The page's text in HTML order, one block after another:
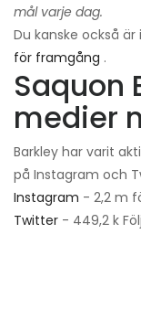
mål varje dag.
Du kanske också
för framgång .
Saquon
medier
Barkley har varit
på Instagram och
Instagram - 2,2 m
Twitter - 449,2 k